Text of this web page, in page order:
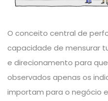
O conceito central de
capacidade de mensurar
e direcionamento para
observados apenas os
importam para o negócio